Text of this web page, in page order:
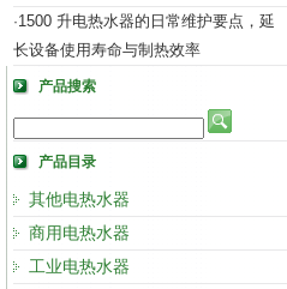
·1500 升电热水器的日常维护要点，延
长设备使用寿命与制热效率
产品搜索
产品目录
其他电热水器
商用电热水器
工业电热水器